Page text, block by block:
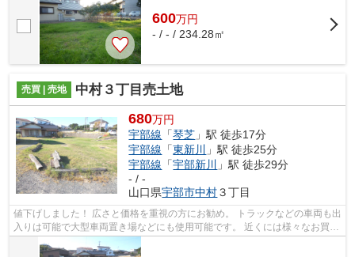
600万円
- / - / 234.28㎡
売買 | 売地 中村３丁目売土地
680万円
宇部線 「琴芝 」駅 徒歩17分
宇部線 「東新川
」駅 徒歩25分
宇部線 「宇部新川
」駅 徒歩29分
- / -
山口県宇部市中村３丁目
値下げしました！ 広さと価格を重視の方にお勧め。 トラックなどの車両も出
入りは可能で大型車両置き場などにも使用可能です。 近くには様々なお買い
物に便利な商業施設があります。ぜ...